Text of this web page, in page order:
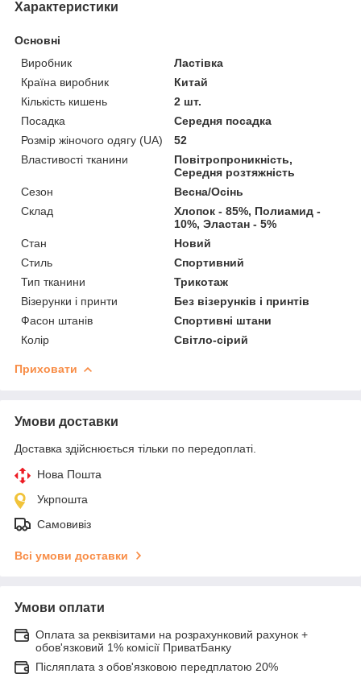
Характеристики
Основні
Виробник
Ластівка
Країна виробник
Китай
Кількість кишень
2 шт.
Посадка
Середня посадка
Розмір жіночого одягу (UA)
52
Властивості тканини
Повітропроникність,
Середня розтяжність
Сезон
Весна/Осінь
Склад
Хлопок - 85%, Полиамид -
10%, Эластан - 5%
Стан
Новий
Стиль
Спортивний
Тип тканини
Трикотаж
Візерунки і принти
Без візерунків і принтів
Фасон штанів
Спортивні штани
Колір
Світло-сірий
Приховати
Умови доставки
Доставка здійснюється тільки по передоплаті.
Нова Пошта
Укрпошта
Самовивіз
Всі умови доставки
Умови оплати
Оплата за реквізитами на розрахунковий рахунок +
обов'язковий 1% комісії ПриватБанку
Післяплата з обов'язковою передплатою 20%